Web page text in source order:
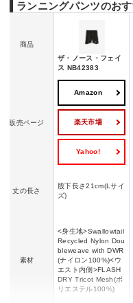
ランニングパンツのお
商品
ザ・ノース・フェイ
ス NB42383
販売ページ
Amazon
楽天市場
Yahoo!
丈の長さ
股下長さ21cm(Lサイ
ズ)
素材
<身生地>Swallowtail
Recycled Nylon Dou
bleweave with DWR
(ナイロン100%)<ウ
エスト内側>FLASH
DRY Tricot Mesh(ポ
リエステル100%)